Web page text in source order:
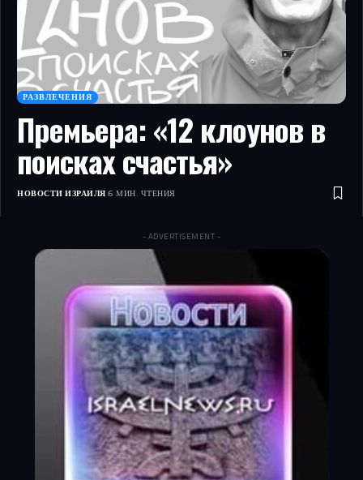
РАЗВЛЕЧЕНИЯ
Премьера: «12 клоунов в
поисках счастья»
НОВОСТИ ИЗРАИЛЯ 6 МИН. ЧТЕНИЯ
- ADVERTISEMENT -